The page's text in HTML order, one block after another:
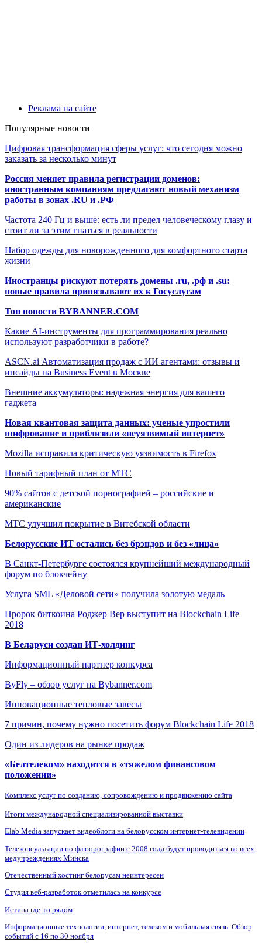
Реклама на сайте
Популярные новости
Цифровая трансформация сферы услуг: что сегодня можно
заказать за несколько минут
Россия меняет правила регистрации доменов:
иностранным компаниям предлагают новый механизм
работы в зонах .RU и .РФ
Частота 240 Гц и выше: есть ли предел человеческому глазу и
стоит ли за этим гнаться в реальности
Набор одежды для новорожденного для комфортного старта
жизни
Иностранцы рискуют потерять домены .ru, .рф и .su:
новые правила привязывают их к Госуслугам
Топ новости BYBANNER.COM
Какие AI-инструменты для программирования реально
используют разработчики в работе?
ASCN.ai Автоматизация продаж с ИИ агентами: отзывы и
инсайды на Business Event в Москве
Внешние аккумуляторы: надежная энергия для вашего
гаджета
Новая квантовая защита данных: ученые упростили
шифрование и приблизили «неуязвимый интернет»
Mozilla исправила критическую уязвимость в Firefox
Новый тарифный план от МТС
90% сайтов с детской порнографией – российские и
американские
МТС улучшил покрытие в Витебской области
Белорусские ИТ остались без брэндов и без «лица»
В Санкт-Петербурге состоялся крупнейший международный
форум по блокчейну
Услуга SML «Деловой сети» получила золотую медаль
Пророк биткоина Роджер Вер выступит на Blockchain Life
2018
В Беларуси создан ИТ-холдинг
Информационный партнер конкурса
ByFly – обзор услуг на Bybanner.com
Инновационные тепловые завесы
7 причин, почему нужно посетить форум Blockchain Life 2018
Один из лидеров на рынке продаж
«Белтелеком» находится в «тяжелом финансовом
положении»
Комплекс услуг по созданию, сопровождению и продвижению сайта
Итоги международной специализированной выставки
Elab Media запускает видеоблоги на белорусском интернет-телевидении
Телеконсультации по флюорографии с 2008 года будут проводиться во всех
медучреждениях Минска
Отечественный хостинг белорусам неинтересен
Студия веб-разработок отметилась на конкурсе
Истина где-то рядом
Информационные технологии, интернет, телеком и мобильная связь. Обзор
событий с 16 по 30 ноября